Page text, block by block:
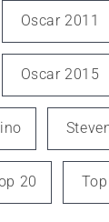
Oscar 2011
Oscar 2015
20